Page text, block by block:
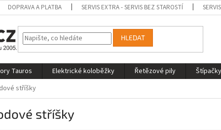
DOPRAVA A PLATBA SERVIS EXTRA - SERVIS BEZ STAROSTÍ
HLEDAT
Tauros Elektrické koloběžky Řetězové pily
stříšky
stříšky